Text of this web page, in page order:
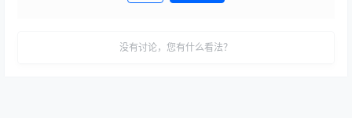
没有讨论，您有什么看法？